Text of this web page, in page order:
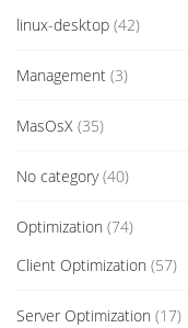
linux-desktop (42)
Management (3)
MasOsX (35)
No category(40)
Optimization (74)
Client Optimization (57)
Server Optimization (17)